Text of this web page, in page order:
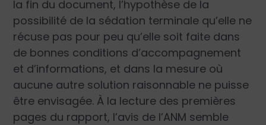
la fin du document, l’hypothèse de la
possibilité de la sédation terminale qu’elle ne
récuse pas pour peu qu’elle soit faite dans
de bonnes conditions d’accompagnement
et d’informations, et dans la mesure où
aucune autre solution raisonnable ne puisse
être envisagée. À la lecture des premières
pages du rapport, l’avis de l’ANM semble